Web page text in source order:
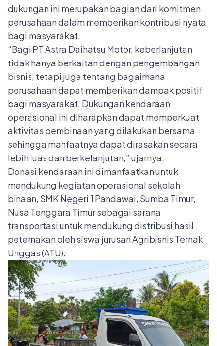
dukungan ini merupakan bagian dari komitmen
perusahaan dalam memberikan kontribusi nyata
bagi masyarakat.
“Bagi PT Astra Daihatsu Motor, keberlanjutan
tidak hanya berkaitan dengan pengembangan
bisnis, tetapi juga tentang bagaimana
perusahaan dapat memberikan dampak positif
bagi masyarakat. Dukungan kendaraan
operasional ini diharapkan dapat memperkuat
aktivitas pembinaan yang dilakukan bersama
sehingga manfaatnya dapat dirasakan secara
lebih luas dan berkelanjutan,” ujarnya.
Donasi kendaraan ini dimanfaatkan untuk
mendukung kegiatan operasional sekolah
binaan, SMK Negeri 1 Pandawai, Sumba Timur,
Nusa Tenggara Timur sebagai sarana
transportasi untuk mendukung distribusi hasil
peternakan oleh siswa jurusan Agribisnis Ternak
Unggas (ATU).